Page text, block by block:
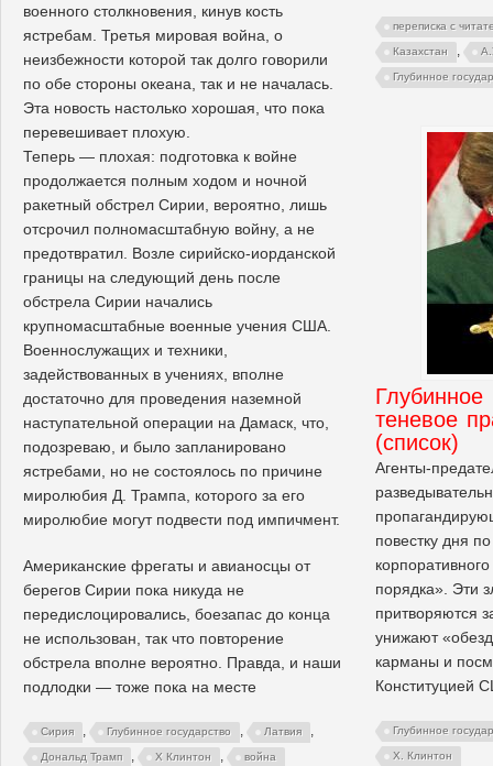
военного столкновения, кинув кость
ястребам. Третья мировая война, о
неизбежности которой так долго говорили
по обе стороны океана, так и не началась.
Эта новость настолько хорошая, что пока
перевешивает плохую.
Теперь — плохая: подготовка к войне
продолжается полным ходом и ночной
ракетный обстрел Сирии, вероятно, лишь
отсрочил полномасштабную войну, а не
предотвратил. Возле сирийско-иорданской
границы на следующий день после
обстрела Сирии начались
крупномасштабные военные учения США.
Военнослужащих и техники,
задействованных в учениях, вполне
достаточно для проведения наземной
наступательной операции на Дамаск, что,
подозреваю, и было запланировано
ястребами, но не состоялось по причине
миролюбия Д. Трампа, которого за его
миролюбие могут подвести под импичмент.
Американские фрегаты и авианосцы от
берегов Сирии пока никуда не
передислоцировались, боезапас до конца
не использован, так что повторение
обстрела вполне вероятно. Правда, и наши
подлодки — тоже пока на месте
Сирия , Глубинное государство , Латвия ,
Дональд Трамп , Х Клинтон , война
переписка с
Казахстан ,
Глубинное
теневое
(список)
Агенты-
повестку дня
порядка». Эти
притворяются
унижают
карманы и
Конституцией
Глубинное
Х. Клинтон